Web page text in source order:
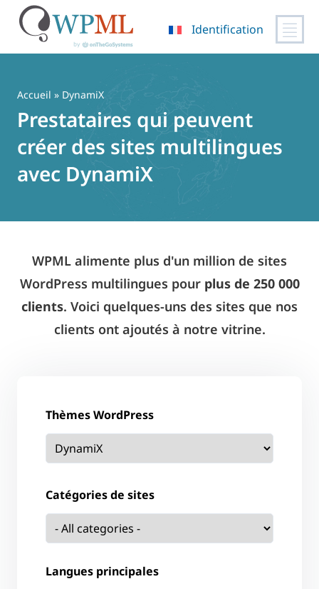
contenu
Identification
Accueil » DynamiX
Prestataires qui peuvent
créer des sites multilingues
avec DynamiX
WPML alimente plus d'un million de sites
WordPress multilingues pour plus de 250 000
clients. Voici quelques-uns des sites que nos
clients ont ajoutés à notre vitrine.
Thèmes WordPress
Catégories de sites
Langues principales